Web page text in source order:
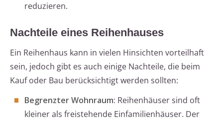
reduzieren.
Nachteile eines Reihenhauses
Ein Reihenhaus kann in vielen Hinsichten vorteilhaft
sein, jedoch gibt es auch einige Nachteile, die beim
Kauf oder Bau berücksichtigt werden sollten:
Begrenzter Wohnraum: Reihenhäuser sind oft
kleiner als freistehende Einfamilienhäuser. Der